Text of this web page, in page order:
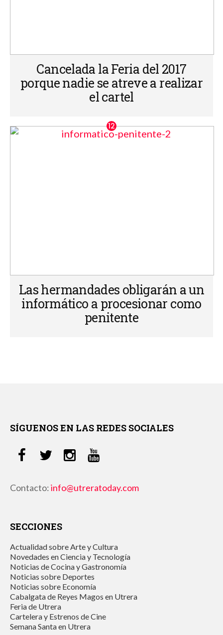
Cancelada la Feria del 2017
porque nadie se atreve a realizar
el cartel
Las hermandades obligarán a un
informático a procesionar como
penitente
SÍGUENOS EN LAS REDES SOCIALES
Contacto:info@utreratoday.com
SECCIONES
Actualidad sobre Arte y Cultura
Novedades en Ciencia y Tecnología
Noticias de Cocina y Gastronomía
Noticias sobre Deportes
Noticias sobre Economía
Cabalgata de Reyes Magos en Utrera
Feria de Utrera
Cartelera y Estrenos de Cine
Semana Santa en Utrera